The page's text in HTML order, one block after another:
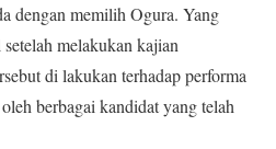
dengan memilih Ogura. Yang
melakukan kajian
di lakukan terhadap performa
berbagai kandidat yang telah